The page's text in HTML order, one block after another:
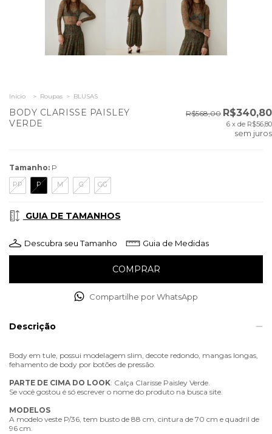
Início > Roupas > BLUSAS
BODY CLARISSE PAISLEY
VERDE
R$568,00 R$340,80
6 x de R$56,80
sem juros
Tamanho: P
PP P M G GG
GUIA DE TAMANHOS
Descubra seu Tamanho Guia de Medidas
Compartilhe por WhatsApp
Descrição
Body em tule, possui modelagem slim, decote redondo, mangas longas,
fehamento de body por botões de pressão.
PARTE DE CIMA DO LOOK: Calça Clarisse Paisley Verde.
Se você gostou é só escrever o nome do produto na busca site.
MODELOS
A modelo veste P/36, tem busto de 88 cm, cintura de 70 cm e quadril de
96 cm.